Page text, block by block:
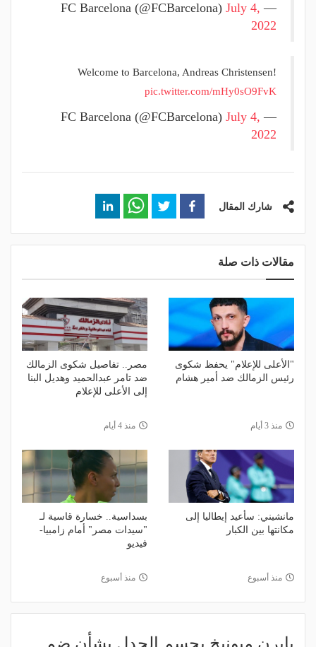
— FC Barcelona (@FCBarcelona)
July 4,
2022
Welcome to Barcelona, Andreas Christensen!
pic.twitter.com/mHy0sO9FvK
— FC Barcelona (@FCBarcelona)
July 4,
2022
شارك المقال
مقالات ذات صلة
"الأعلى للإعلام" يحفظ شكوى
رئيس الزمالك ضد أمير هشام
منذ 3 أيام
مصر.. تفاصيل شكوى الزمالك
ضد تامر عبدالحميد وهديل البنا
إلى الأعلى للإعلام
منذ 4 أيام
مانشيني: سأعيد إيطاليا إلى
مكانتها بين الكبار
منذ أسبوع
بسداسية.. خسارة قاسية لـ
"سيدات مصر" أمام زامبيا-
فيديو
منذ أسبوع